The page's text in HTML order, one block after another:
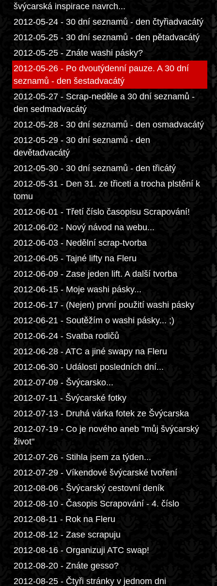
švýcarská inspirace navrch...
2012-05-24 - 30 dní seznamů - den čtyřiadvacátý
2012-05-25 - 30 dní seznamů - den pětadvacátý
2012-05-25 - Znáte washi pásky?
2012-05-26 - Po dvoutýdenní pauze. A 30 dní
seznamů - den šestadvacátý
2012-05-27 - Scrap-neděle a 30 dní seznamů -
den sedmadvacátý
2012-05-28 - 30 dní seznamů - den osmadvacátý
2012-05-29 - 30 dní seznamů - den
devětadvacátý
2012-05-30 - 30 dní seznamů - den třicátý
2012-05-31 - Den 31. ze třiceti a trocha plstění k
tomu
2012-06-01 - Třetí číslo časopisu Scrapování!
2012-06-02 - Nový návod na webu...
2012-06-03 - Nedělní scrap-tvorba
2012-06-05 - Tajné lifty na Fleru
2012-06-09 - Zase jeden lift. A další tvorba
2012-06-15 - Moje washi pásky...
2012-06-17 - (Nejen) první použití washi pásky
2012-06-21 - Soutěžím o washi pásky... ;)
2012-06-24 - Svatba rodičů
2012-06-28 - ATC a jiné swapy na Fleru
2012-06-30 - Události posledních dní...
2012-07-09 - Švýcarsko...
2012-07-11 - Švýcarské fotky
2012-07-13 - Druhá várka fotek ze Švýcarska
2012-07-19 - Co je nového aneb "můj švýcarský
život"
2012-07-26 - Stihla jsem za týden...
2012-07-29 - Víkendové švýcarské tvoření
2012-08-06 - Švýcarský cestovní deník
2012-08-10 - Časopis Scrapování - 4. číslo
2012-08-11 - Rok na Fleru
2012-08-12 - Zase scrapuju
2012-08-16 - Organizuji ATC swap!
2012-08-20 - Znáte gesso?
2012-08-25 - Čtyři stránky v jednom dni